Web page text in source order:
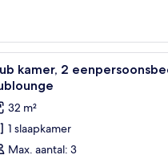
raam, een flatscreen televisie,
8
kamer, 2
32 m²
1 slaapkamer
Max. aantal: 3